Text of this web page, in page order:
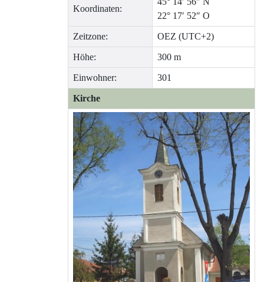
Koordinaten:
22° 17′ 52″ O
Zeitzone: OEZ (UTC+2)
Höhe: 300 m
Einwohner: 301
Kirche